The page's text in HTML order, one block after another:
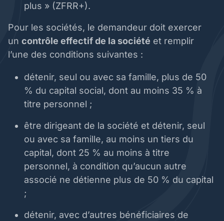
plus » (ZFRR+).
Pour les sociétés, le demandeur doit exercer
un contrôle effectif de la société et remplir
l’une des conditions suivantes :
détenir, seul ou avec sa famille, plus de 50
% du capital social, dont au moins 35 % à
titre personnel ;
être dirigeant de la société et détenir, seul
ou avec sa famille, au moins un tiers du
capital, dont 25 % au moins à titre
personnel, à condition qu’aucun autre
associé ne détienne plus de 50 % du capital
;
détenir, avec d’autres bénéficiaires de